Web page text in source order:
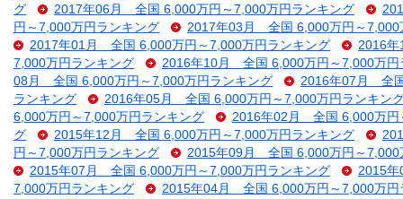
グ
2017年06月 全国 6,000万円～7,000万円ランキング
円～7,000万円ランキング
2017年03月 全国 6,000万円～7,000
2017年01月 全国 6,000万円～7,000万円ランキング
2016
7,000万円ランキング
2016年10月 全国 6,000万円～7,000万円
08月 全国 6,000万円～7,000万円ランキング
2016年07月 全
ランキング
2016年05月 全国 6,000万円～7,000万円ランキン
6,000万円～7,000万円ランキング
2016年02月 全国 6,000万円
グ
2015年12月 全国 6,000万円～7,000万円ランキング
円～7,000万円ランキング
2015年09月 全国 6,000万円～7,000
2015年07月 全国 6,000万円～7,000万円ランキング
2015
7,000万円ランキング
2015年04月 全国 6,000万円～7,000万円